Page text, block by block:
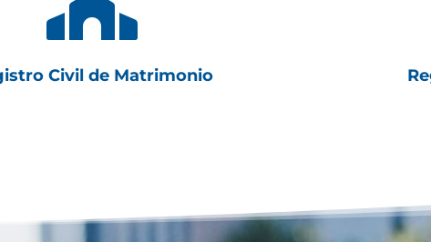
Civil de Matrimonio